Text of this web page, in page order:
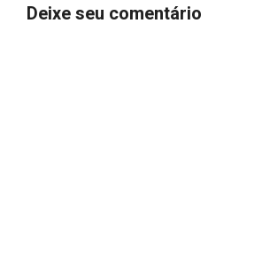
Deixe seu comentário